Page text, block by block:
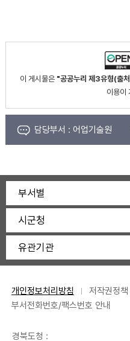
이 게시물은 "공공누리 제3유형(출
이용이
담당부서 : 어업기술원
부서별
시군청
유관기관
개인정보처리방침 저작권정책
부서전화번호/팩스번호 안내
경북도청 :